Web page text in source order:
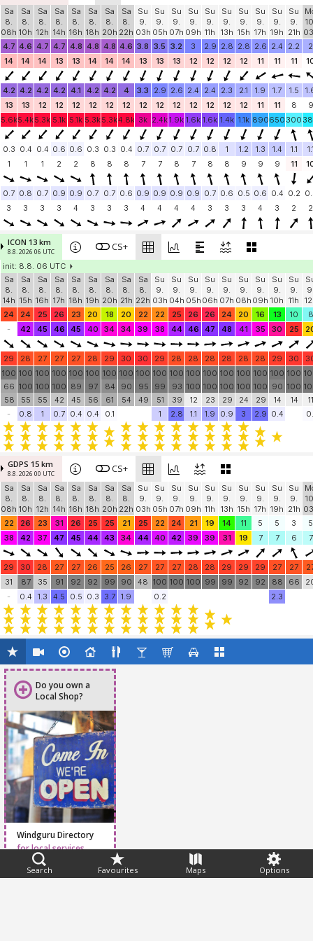
Sa
8.
08h
Sa
8.
10h
Sa
8.
12h
Sa
8.
14h
Sa
8.
16h
Sa
8.
18h
Sa
8.
20h
Sa
8.
22h
Su
9.
03h
Su
9.
05h
Su
9.
07h
Su
9.
09h
Su
9.
11h
Su
9.
13h
Su
9.
15h
Su
9.
17h
Su
9.
19h
Su
9.
21h
4.7 4.6 4.7 4.7 4.8 4.8 4.8 4.6 3.8 3.5 3.2 3 2.9 2.8 2.8 2.6 2.4 2.2
2
14
14 14 13 13 14 14 14 13 13 13 12 12 12 12 11 11 11
4.2 4.2 4.2 4.2 4.1 4.2 4.2 4 3.3 2.9 2.6 2.4 2.4 2.3 2.1 1.9 1.7 1.5
13
13 12 12 12 12 12 12 12 12 12 12 12 12 12 11 11 8
9
5.6k5.4k5.3k 5.1k 5.1k 5.3k5.3k4.8k 3k 2.4k1.9k 1.6k 1.6k 1.4k 1.1k 890650 300
0.3 0.4 0.4 0.6 0.6 0.3 0.3 0.4 0.7 0.7 0.7 0.7 0.8 1 1.2 1.3 1.4 1.1
1
1 1 2 2 8 8 8 7 7 8 7 8 8 9 9 9 11
0.7 0.8 0.7 0.9 0.9 0.7 0.7 0.6 0.9 0.9 0.9 0.9 0.7 0.6 0.5 0.6 0.4 0.2
3
3 3 3 4 3 3 3 4 4 4 4 3 3 3 4 3 2 2
ICON 13 km
8.8. 2026 06 UTC CS+
init: 8.8. 06 UTC
Sa
8.
14h
Sa
8.
15h
Sa
8.
16h
Sa
8.
17h
Sa
8.
18h
Sa
8.
19h
Sa
8.
20h
Sa
8.
21h
Sa
8.
22h
Su
9.
03h
Su
9.
04h
Su
9.
05h
Su
9.
06h
Su
9.
07h
Su
9.
08h
Su
9.
09h
Su
9.
10h
Su
9.
11h
24
24 25 26 23 20 18 20 22 22 25 26 26 24 20 16 13 10
8
-
42 45 46 45 40 34 34 39 38 44 46 47 48 41 35 30 25
29 28 27 27 27 28 29 30 30 29 28 28 28 28 28 28 29 30
100
66
58
100
100
55
100
100
55
100
100
42
100
89
45
100
97
56
100
84
61
100
90
54
100
95
49
100
99
51
100
93
39
100
100
12
100
100
23
100
100
29
100
100
24
100
100
29
100
90
14
100
100
14
11
-
0.8 1 0.7 0.4 0.4 0.1 1 2.8 1.1 1.9 0.9 3 2.9 0.4
GDPS 15 km
8.8. 2026 00 UTC CS+
Sa
8.
08h
Sa
8.
10h
Sa
8.
12h
Sa
8.
14h
Sa
8.
16h
Sa
8.
18h
Sa
8.
20h
Sa
8.
22h
Su
9.
03h
Su
9.
05h
Su
9.
07h
Su
9.
09h
Su
9.
11h
Su
9.
13h
Su
9.
15h
Su
9.
17h
Su
9.
19h
Su
9.
21h
22
26 23 31 26 25 25 21 25 22 24 21 19 14 11 5 5 3
5
38
42 37 47 45 44 43 34 44 40 42 39 39 31 19 7 7 6 7
29 30 28 27 27 26 25 26 27 27 27 28 28 29 29 29 27 27
31
87 35 91 92 92 99 90 48 100 100 100 99 99 92 92 88 66
-
0.4 1.3 4.5 0.5 0.3 3.7 1.9 0.2 2.3
Search Favourites Maps Options
Do you own a
Local Shop?
Windguru Directory
for local services
Feedback